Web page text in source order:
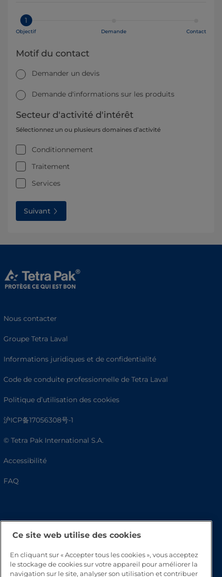
1
Objectif Demande Contact
Motif du contact
Demander un devis
Demande d'informations sur les produits
Secteur d'activité d'intérêt
Sélectionnez un ou plusieurs domaines d’activité
Conditionnement
Traitement
Services
Suivant
Nous contacter
Groupe Tetra Laval
Informations juridiques et de confidentialité
Code de conduite professionnelle de Tetra Laval
Politique d’utilisation des cookies
沪ICP备17056308号-1
© Tetra Pak International S.A.
Accessibilité
FAQ
Ce site web utilise des cookies
En cliquant sur « Accepter tous les cookies », vous acceptez
le stockage de cookies sur votre appareil pour améliorer la
navigation sur le site, analyser son utilisation et contribuer